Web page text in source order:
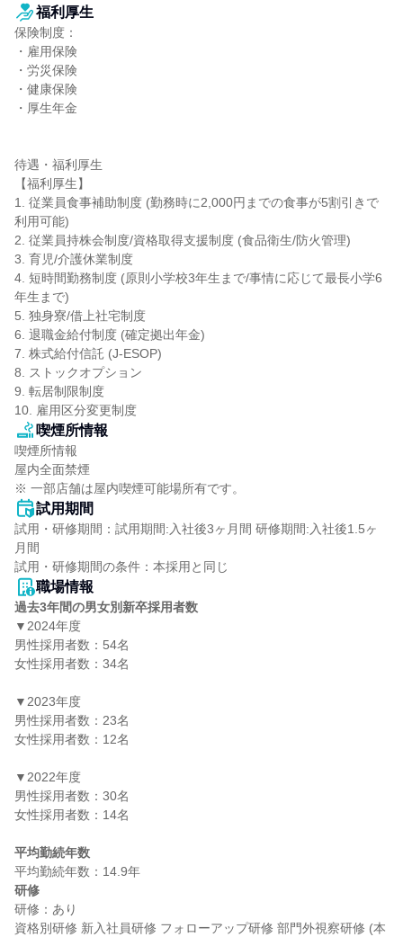
福利厚生
保険制度：
・雇用保険
・労災保険
・健康保険
・厚生年金
待遇・福利厚生
【福利厚生】
1. 従業員食事補助制度 (勤務時に2,000円までの食事が5割引きで
利用可能)
2. 従業員持株会制度/資格取得支援制度 (食品衛生/防火管理)
3. 育児/介護休業制度
4. 短時間勤務制度 (原則小学校3年生まで/事情に応じて最長小学6
年生まで)
5. 独身寮/借上社宅制度
6. 退職金給付制度 (確定拠出年金)
7. 株式給付信託 (J-ESOP)
8. ストックオプション
9. 転居制限制度
10. 雇用区分変更制度
喫煙所情報
喫煙所情報
屋内全面禁煙
※ 一部店舗は屋内喫煙可能場所有です。
試用期間
試用・研修期間：試用期間:入社後3ヶ月間 研修期間:入社後1.5ヶ
月間
職場情報
過去3年間の男女別新卒採用者数
▼2024年度
男性採用者数：54名
女性採用者数：34名
▼2023年度
男性採用者数：23名
女性採用者数：12名
▼2022年度
男性採用者数：30名
女性採用者数：14名
平均勤続年数
研修
研修：あり
資格別研修 新入社員研修 フォローアップ研修 部門外視察研修 (本